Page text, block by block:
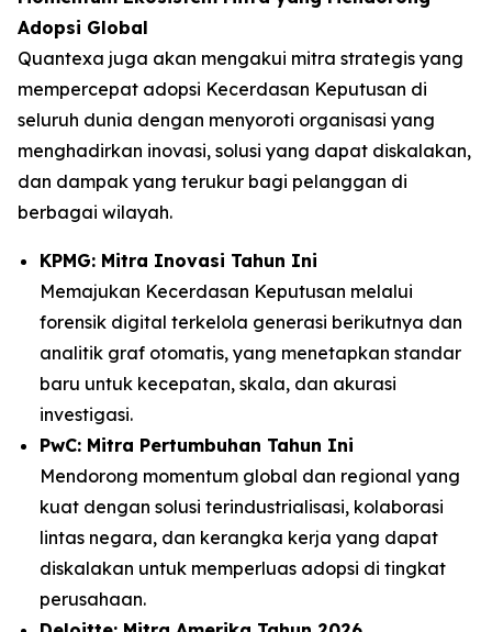
Adopsi Global
Quantexa juga akan mengakui mitra strategis yang
mempercepat adopsi Kecerdasan Keputusan di
seluruh dunia dengan menyoroti organisasi yang
menghadirkan inovasi, solusi yang dapat diskalakan,
dan dampak yang terukur bagi pelanggan di
berbagai wilayah.
KPMG: Mitra Inovasi Tahun Ini
Memajukan Kecerdasan Keputusan melalui
forensik digital terkelola generasi berikutnya dan
analitik graf otomatis, yang menetapkan standar
baru untuk kecepatan, skala, dan akurasi
investigasi.
PwC: Mitra Pertumbuhan Tahun Ini
Mendorong momentum global dan regional yang
kuat dengan solusi terindustrialisasi, kolaborasi
lintas negara, dan kerangka kerja yang dapat
diskalakan untuk memperluas adopsi di tingkat
perusahaan.